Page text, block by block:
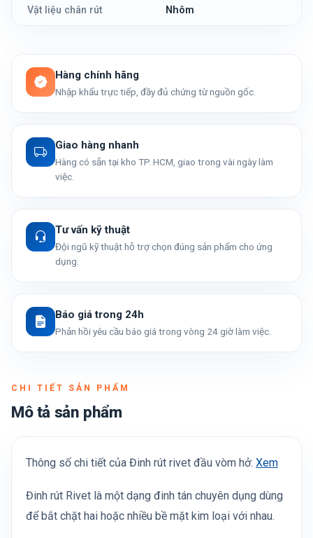
Vật liệu chân rút Nhôm
Hàng chính hãng
Nhập khẩu trực tiếp, đầy đủ chứng từ nguồn gốc.
Giao hàng nhanh
Hàng có sẵn tại kho TP. HCM, giao trong vài ngày làm
việc.
Tư vấn kỹ thuật
Đội ngũ kỹ thuật hỗ trợ chọn đúng sản phẩm cho ứng
dụng.
Báo giá trong 24h
Phản hồi yêu cầu báo giá trong vòng 24 giờ làm việc.
CHI TIẾT SẢN PHẨM
Mô tả sản phẩm
Thông số chi tiết của Đinh rút rivet đầu vòm hở: Xem
Đinh rút Rivet là một dạng đinh tán chuyên dụng dùng
để bắt chặt hai hoặc nhiều bề mặt kim loại với nhau.